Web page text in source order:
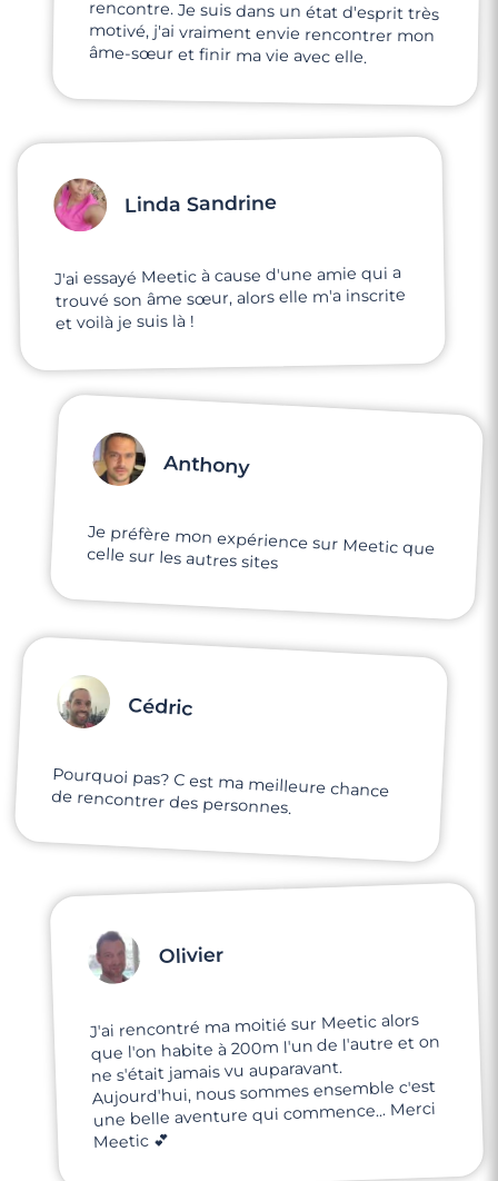
âme-sœur et finir ma vie avec elle.
Linda Sandrine
J'ai essayé Meetic à cause d'une amie qui a
trouvé son âme sœur, alors elle m'a inscrite
et voilà je suis là !
Anthony
Je préfère mon expérience sur Meetic que
celle sur les autres sites
Cédric
Pourquoi pas? C est ma meilleure chance
de rencontrer des personnes.
Olivier
J'ai rencontré ma moitié sur Meetic alors
que l'on habite à 200m l'un de l'autre et on
ne s'était jamais vu auparavant.
Aujourd'hui, nous sommes ensemble c'est
une belle aventure qui commence... Merci
Meetic 💕